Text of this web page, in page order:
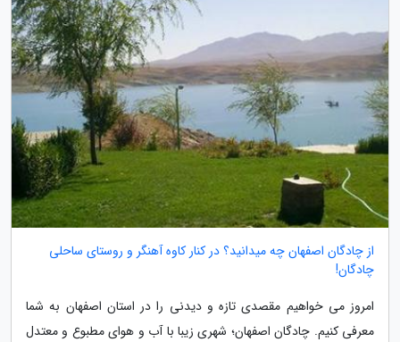
از چادگان اصفهان چه میدانید؟ در کنار کاوه آهنگر و روستای ساحلی
چادگان!
امروز می خواهیم مقصدی تازه و دیدنی را در استان اصفهان به شما
معرفی کنیم. چادگان اصفهان؛ شهری زیبا با آب و هوای مطبوع و معتدل